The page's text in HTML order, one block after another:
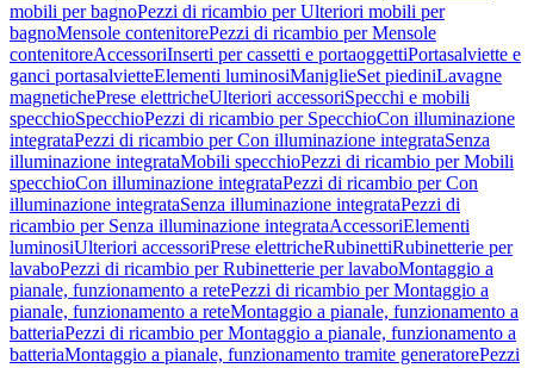
mobili per bagnoPezzi di ricambio per Ulteriori mobili per
bagnoMensole contenitorePezzi di ricambio per Mensole
contenitoreAccessoriInserti per cassetti e portaoggettiPortasalviette e
ganci portasalvietteElementi luminosiManiglieSet piediniLavagne
magnetichePrese elettricheUlteriori accessoriSpecchi e mobili
specchioSpecchioPezzi di ricambio per SpecchioCon illuminazione
integrataPezzi di ricambio per Con illuminazione integrataSenza
illuminazione integrataMobili specchioPezzi di ricambio per Mobili
specchioCon illuminazione integrataPezzi di ricambio per Con
illuminazione integrataSenza illuminazione integrataPezzi di
ricambio per Senza illuminazione integrataAccessoriElementi
luminosiUlteriori accessoriPrese elettricheRubinettiRubinetterie per
lavaboPezzi di ricambio per Rubinetterie per lavaboMontaggio a
pianale, funzionamento a retePezzi di ricambio per Montaggio a
pianale, funzionamento a reteMontaggio a pianale, funzionamento a
batteriaPezzi di ricambio per Montaggio a pianale, funzionamento a
batteriaMontaggio a pianale, funzionamento tramite generatorePezzi